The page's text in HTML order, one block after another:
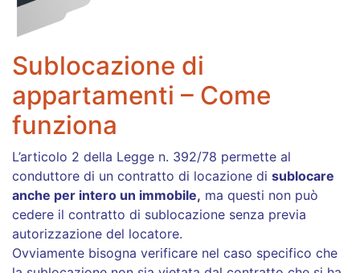
Sublocazione di
appartamenti – Come
funziona
L’articolo 2 della Legge n. 392/78 permette al
conduttore di un contratto di locazione di sublocare
anche per intero un immobile, ma questi non può
cedere il contratto di sublocazione senza previa
autorizzazione del locatore.
Ovviamente bisogna verificare nel caso specifico che